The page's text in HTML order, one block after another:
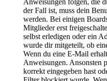
Anweisungen folgen, die
der Fall ist, muss dein
werden. Bei einigen
Mitglieder erst
selbst erledigen oder ein
wurde dir mitgeteilt, ob
Wenn du eine E-Mail
Anweisungen. Ansonsten
korrekt eingegeben hast